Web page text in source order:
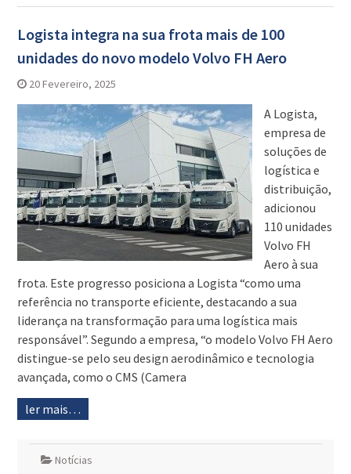
Logista integra na sua frota mais de 100
unidades do novo modelo Volvo FH Aero
20 Fevereiro, 2025
A Logista,
empresa de
soluções de
logística e
distribuição,
adicionou
110 unidades
Volvo FH
Aero à sua
frota. Este progresso posiciona a Logista “como uma
referência no transporte eficiente, destacando a sua
liderança na transformação para uma logística mais
responsável”. Segundo a empresa, “o modelo Volvo FH Aero
distingue-se pelo seu design aerodinâmico e tecnologia
avançada, como o CMS (Camera
ler mais…
Notícias